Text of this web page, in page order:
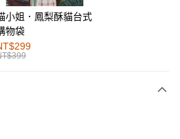
以上)免運費
小姐．鳳梨酥貓台式
物袋